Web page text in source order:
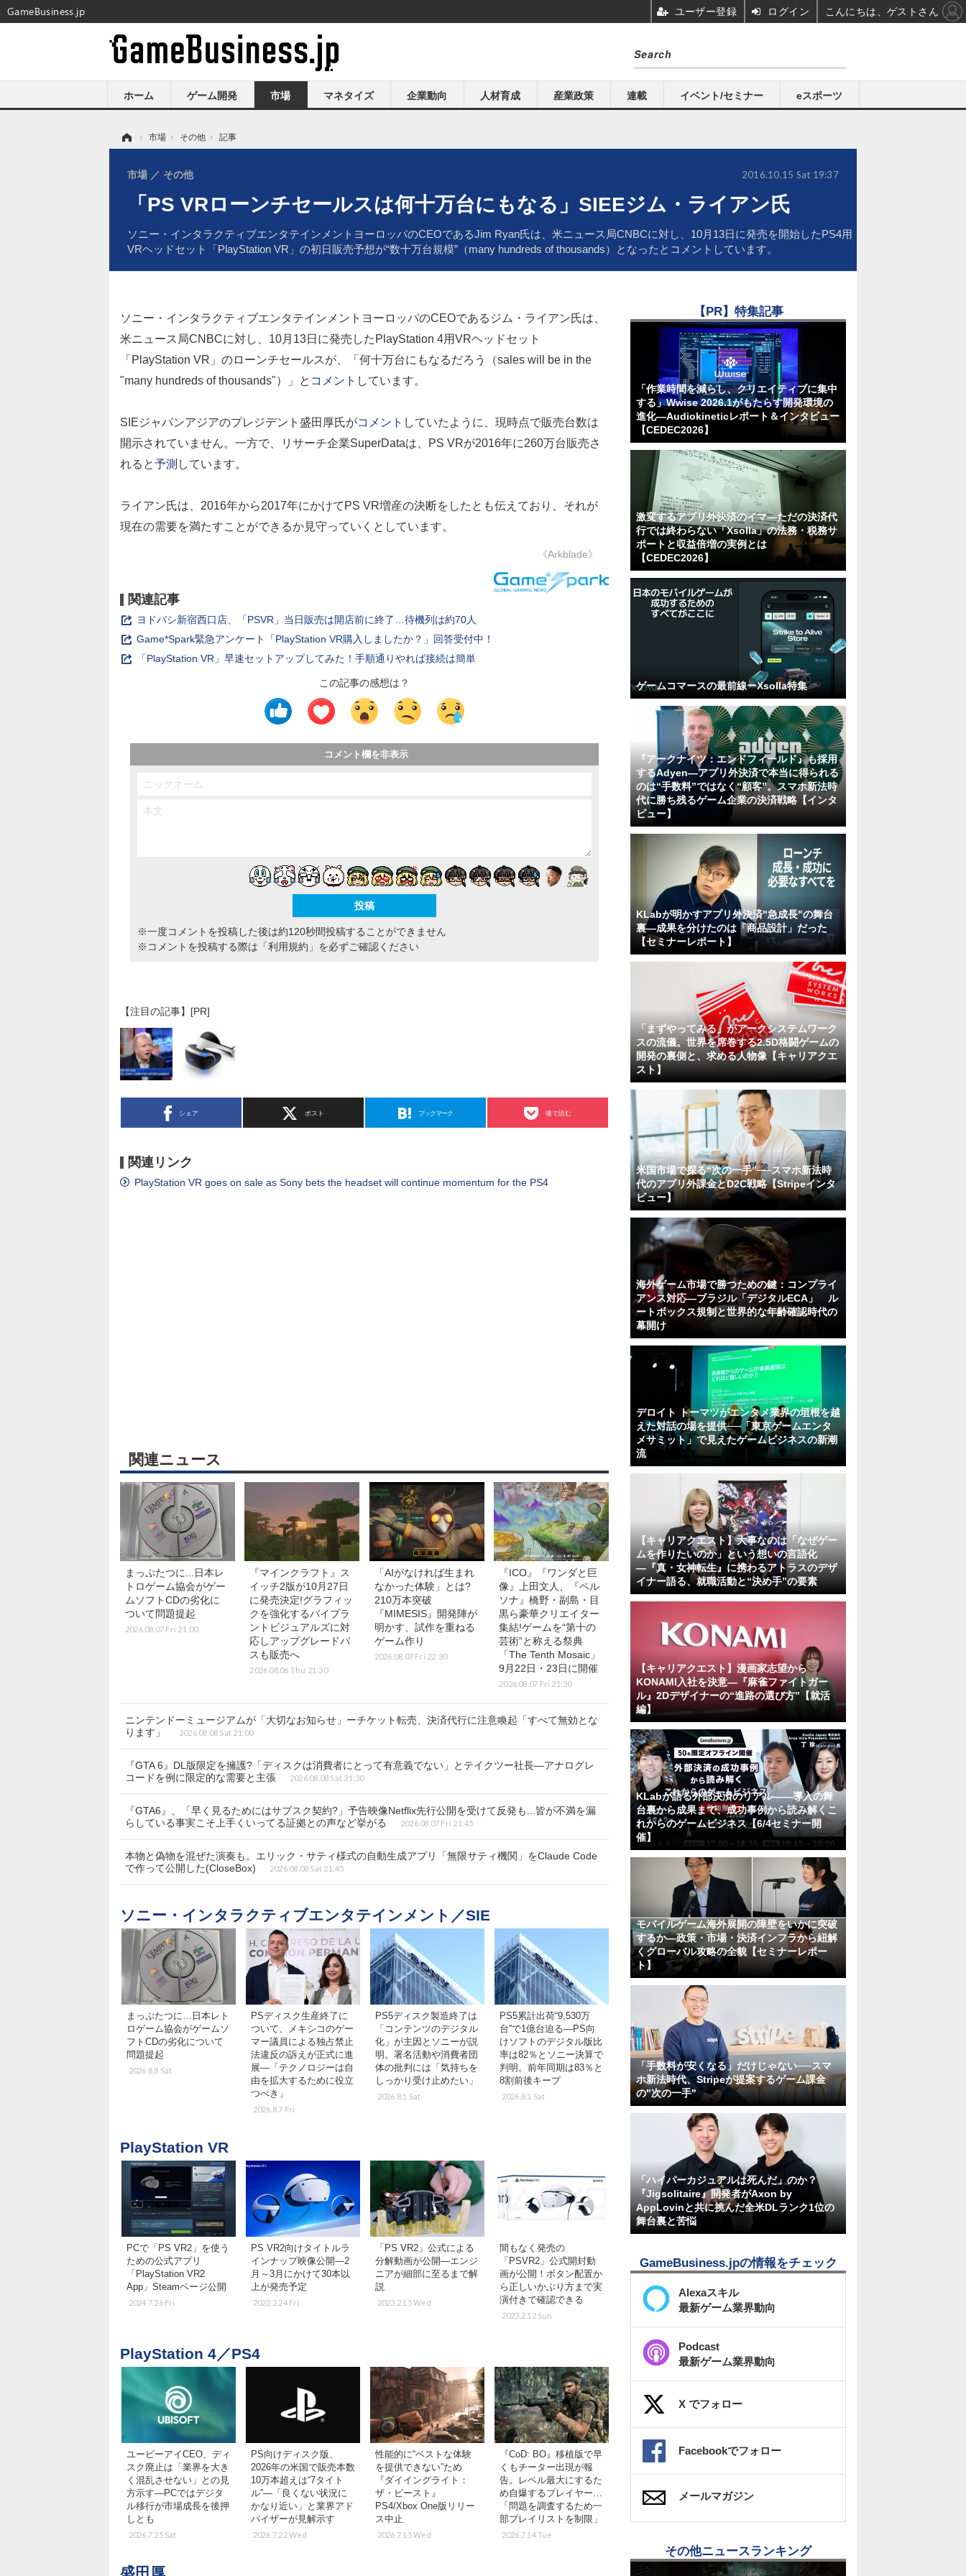
ホーム ゲーム開発 市場 マネタイズ 企業動向 人材育成 産業政策 連載 イベント/セミナー eスポーツ
› 市場 › その他 › 記事
「PS VRローンチセールスは何十万台にもなる」SIEEジム・ライアン氏
ソニー・インタラクティブエンタテインメントヨーロッパのCEOであるJim Ryan氏は、米ニュース局CNBCに対し、10月13日に発売を開始したPS4用
VRヘッドセット「PlayStation VR」の初日販売予想が“数十万台規模”（many hundreds of thousands）となったとコメントしています。
市場 その他 2016.10.15 Sat 19:37
ソニー・インタラクティブエンタテインメントヨーロッパのCEOであるジム・ライアン氏は、
米ニュース局CNBCに対し、10月13日に発売したPlayStation 4用VRヘッドセット
「PlayStation VR」のローンチセールスが、「何十万台にもなるだろう（sales will be in the
"many hundreds of thousands"）」と コメント しています。
SIEジャパンアジアのプレジデント盛田厚氏がコメント していたように、現時点で販売台数は
開示されていません。一方で、リサーチ企業SuperDataは、PS VRが2016年に260万台販売さ
れると予測 しています。
ライアン氏は、2016年から2017年にかけてPS VR増産の決断をしたとも伝えており、それが
現在の需要を満たすことができるか見守っていくとしています。
《Arkblade》
関連記事
ヨドバシ新宿西口店、「PSVR」当日販売は開店前に終了…待機列は約70人
Game*Spark緊急アンケート「PlayStation VR購入しましたか？」回答受付中！
「PlayStation VR」早速セットアップしてみた！手順通りやれば接続は簡単
この記事の感想は？
コメント欄を非表示
※一度コメントを投稿した後は約120秒間投稿することができません
※コメントを投稿する際は 「利用規約」 を必ずご確認ください
【注目の記事】[PR]
シェア ポスト ブックマーク 後で読む
関連リンク
PlayStation VR goes on sale as Sony bets the headset will continue momentum for the PS4
関連ニュース
まっぷたつに...日本レ
トロゲーム協会がゲー
ムソフトCDの劣化に
ついて問題提起
2026.08.07 Fri 21:00
『マインクラフト』ス
イッチ2版が10月27日
に発売決定!グラフィッ
クを強化するバイブラ
ントビジュアルズに対
応しアップグレードパ
スも販売へ
2026.08.06 Thu 21:30
「AIがなければ生まれ
なかった体験」とは?
210万本突破
『MIMESIS』開発陣が
明かす、試作を重ねる
ゲーム作り
2026.08.07 Fri 22:30
『ICO』『ワンダと巨
像』上田文人、『ペル
ソナ』橋野・副島・目
黒ら豪華クリエイター
集結!ゲームを“第十の
芸術”と称える祭典
「The Tenth Mosaic」
9月22日・23日に開催
2026.08.07 Fri 21:30
ニンテンドーミュージアムが「大切なお知らせ」ーチケット転売、決済代行に注意喚起「すべて無効とな
ります」
2026.08.08 Sat 21:00
『GTA 6』DL版限定を擁護?「ディスクは消費者にとって有意義でない」とテイクツー社長―アナログレ
コードを例に限定的な需要と主張
2026.08.08 Sat 21:30
『GTA6』、「早く見るためにはサブスク契約?」予告映像Netflix先行公開を受けて反発も...皆が不満を漏
らしている事実こそ上手くいってる証拠との声など挙がる
2026.08.07 Fri 21:45
本物と偽物を混ぜた演奏も。エリック・サティ様式の自動生成アプリ「無限サティ機関」をClaude Code
で作って公開した(CloseBox)
2026.08.08 Sat 21:45
ソニー・インタラクティブエンタテインメント／SIE
まっぷたつに…日本レト
ロゲーム協会がゲームソ
フトCDの劣化について
問題提起
2026.8.8 Sat
PSディスク生産終了に
ついて、メキシコのゲー
マー議員による独占禁止
法違反の訴えが正式に進
展―「テクノロジーは自
由を拡大するために役立
つべき」
2026.8.7 Fri
PS5ディスク製造終了は
「コンテンツのデジタル
化」が主因とソニーが説
明。署名活動や消費者団
体の批判には「気持ちを
しっかり受け止めたい」
2026.8.1 Sat
PS5累計出荷“9,530万
台”で1億台迫る―PS向
けソフトのデジタル版比
率は82％とソニー決算で
判明。前年同期は83％と
8割前後キープ
2026.8.1 Sat
PlayStation VR
PCで「PS VR2」を使う
ための公式アプリ
「PlayStation VR2
App」Steamページ公開
2024.7.26 Fri
PS VR2向けタイトルラ
インナップ映像公開―2
月～3月にかけて30本以
上が発売予定
2023.2.24 Fri
「PS VR2」公式による
分解動画が公開―エンジ
ニアが細部に至るまで解
説
2023.2.15 Wed
間もなく発売の
「PSVR2」公式開封動
画が公開！ボタン配置か
ら正しいかぶり方まで実
演付きで確認できる
2023.2.12 Sun
PlayStation 4／PS4
ユービーアイCEO、ディ
スク廃止は「業界を大き
く混乱させない」との見
方示す―PCではデジタ
ル移行が市場成長を後押
しとも
2026.7.25 Sat
PS向けディスク版、
2026年の米国で販売本数
10万本超えは“7タイト
ル”―「良くない状況に
かなり近い」と業界アド
バイザーが見解示す
2026.7.22 Wed
性能的に“ベストな体験
を提供できない”ため
『ダイイングライト：
ザ・ビースト』
PS4/Xbox One版リリー
ス中止
2026.7.15 Wed
『CoD: BO』移植版で早
くもチーター出現が報
告。レベル最大にするた
め自爆するプレイヤー…
「問題を調査するため一
部プレイリストを制限」
2026.7.14 Tue
盛田厚
【PR】特集記事
「作業時間を減らし、クリエイティブに集中
する」Wwise 2026.1がもたらす開発環境の
進化―Audiokineticレポート＆インタビュー
【CEDEC2026】
激変するアプリ外決済のイマ―ただの決済代
行では終わらない「Xsolla」の法務・税務サ
ポートと収益倍増の実例とは
【CEDEC2026】
ゲームコマースの最前線ーXsolla特集
『アークナイツ：エンドフィールド』も採用
するAdyen―アプリ外決済で本当に得られる
のは“手数料”ではなく“顧客”。スマホ新法時
代に勝ち残るゲーム企業の決済戦略【インタ
ビュー】
KLabが明かすアプリ外決済"急成長"の舞台
裏―成果を分けたのは「商品設計」だった
【セミナーレポート】
「まずやってみる」がアークシステムワーク
スの流儀。世界を席巻する2.5D格闘ゲームの
開発の裏側と、求める人物像【キャリアクエ
スト】
米国市場で探る“次の一手”──スマホ新法時
代のアプリ外課金とD2C戦略【Stripeインタ
ビュー】
海外ゲーム市場で勝つための鍵：コンプライ
アンス対応—ブラジル「デジタルECA」 ル
ートボックス規制と世界的な年齢確認時代の
幕開け
デロイト トーマツがエンタメ業界の垣根を越
えた対話の場を提供──「東京ゲームエンタ
メサミット」で見えたゲームビジネスの新潮
流
【キャリアクエスト】大事なのは「なぜゲー
ムを作りたいのか」という想いの言語化
―『真・女神転生』に携わるアトラスのデザ
イナー語る、就職活動と“決め手”の要素
【キャリアクエスト】漫画家志望から
KONAMI入社を決意―『麻雀ファイトガー
ル』2Dデザイナーの“進路の選び方”【就活
編】
KLabが語る外部決済のリアル――導入の舞
台裏から成果まで、成功事例から読み解くこ
れからのゲームビジネス【6/4セミナー開
催】
モバイルゲーム海外展開の障壁をいかに突破
するか―政策・市場・決済インフラから紐解
くグローバル攻略の全貌【セミナーレポー
ト】
「手数料が安くなる」だけじゃない──スマ
ホ新法時代、Stripeが提案するゲーム課金
の"次の一手"
「ハイパーカジュアルは死んだ」のか？
『Jigsolitaire』開発者がAxon by
AppLovinと共に挑んだ全米DLランク1位の
舞台裏と苦悩
GameBusiness.jpの情報をチェック
Alexaスキル
最新ゲーム業界動向
Podcast
最新ゲーム業界動向
X でフォロー
Facebookでフォロー
メールマガジン
その他ニュースランキング
GameBusiness.jp ユーザー登録 ログイン こんにちは、ゲストさん